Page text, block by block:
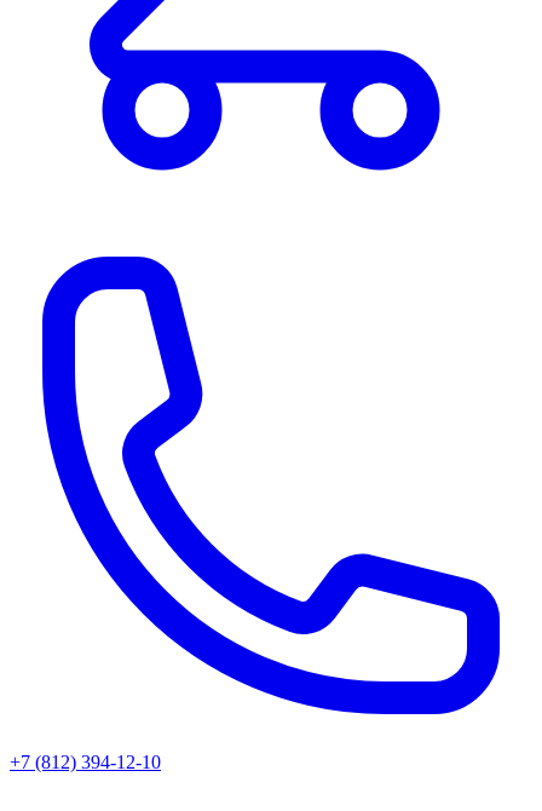
+7 (812) 394-12-10